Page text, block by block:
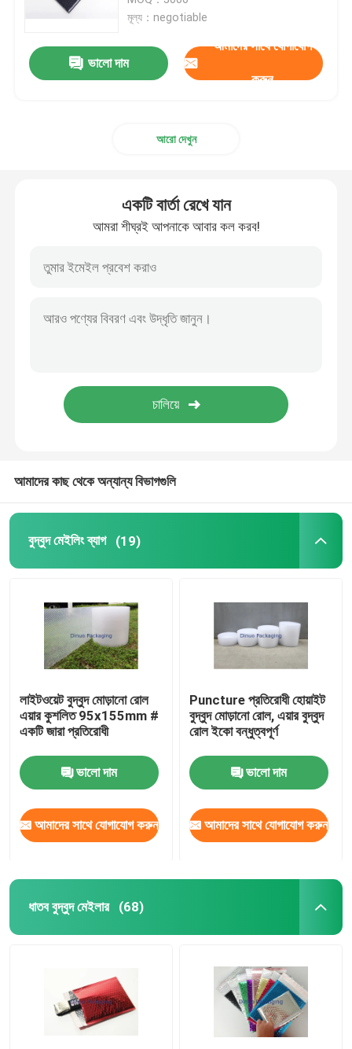
টিস্যু পেপার মোড়ানো
জিপার বুদ্বুদ ব্যাগ
ESD ঢালাই ব্যাগ
সিপিই প্লাস্টিকের ব্যাগ
অ্যালুমিনিয়াম ফয়েল ব্যাগ
মুদ্রিত কাগজের বাক্স
এয়ার কলাম ব্যাগ
মূল্য：negotiable
ভালো দাম
আমাদের সাথে যোগাযোগ
করুন
আরো দেখুন
একটি বার্তা রেখে যান
আমরা শীঘ্রই আপনাকে আবার কল করব!
আমাদের কাছ থেকে অন্যান্য বিভাগগুলি
বুদ্বুদ মেইলিং ব্যাগ (19)
লাইটওয়েট বুদ্বুদ মোড়ানো রোল
এয়ার কুশলিত 95x155mm #
একটি জারা প্রতিরোধী
ভালো দাম
আমাদের সাথে যোগাযোগ করুন
Puncture প্রতিরোধী হোয়াইট
বুদ্বুদ মোড়ানো রোল, এয়ার বুদ্বুদ
রোল ইকো বন্ধুত্বপূর্ণ
ভালো দাম
আমাদের সাথে যোগাযোগ করুন
ধাতব বুদ্বুদ মেইলার (68)